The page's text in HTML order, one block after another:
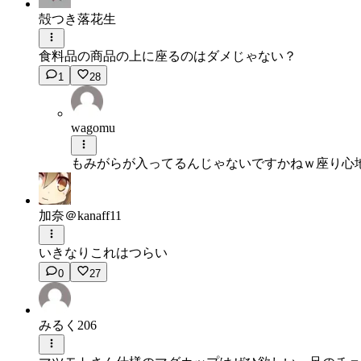
殻つき落花生
食料品の商品の上に座るのはダメじゃない？
1 28
wagomu
もみがらが入ってるんじゃないですかねｗ座り心
加奈＠kanaff11
いきなりこれはつらい
0 27
みるく206